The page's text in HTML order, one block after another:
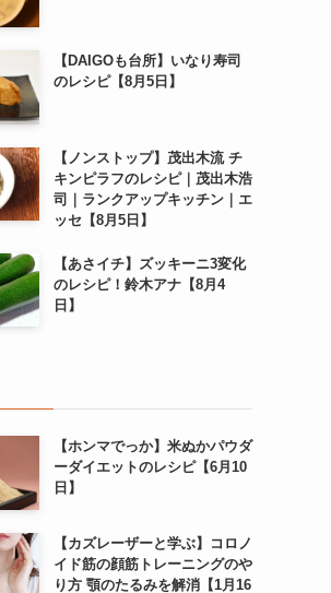
【DAIGOも台所】いなり寿司
のレシピ【8月5日】
【ノンストップ】茂出木流 チ
キンピラフのレシピ｜茂出木浩
司｜ランクアップキッチン｜エ
ッセ【8月5日】
【あさイチ】ズッキーニ3変化
のレシピ！鈴木アナ【8月4
日】
【ホンマでっか】米ぬかパウダ
ーダイエットのレシピ【6月10
日】
【カズレーザーと学ぶ】コロノ
イド筋の顔筋トレーニングのや
り方 顎のたるみを解消【1月16